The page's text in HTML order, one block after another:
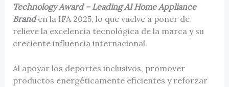
Technology Award – Leading AI Home Appliance
Branden la IFA 2025, lo que vuelve a poner de
relieve la excelencia tecnológica de la marca y su
creciente influencia internacional.
Al apoyar los deportes inclusivos, promover
productos energéticamente eficientes y reforzar